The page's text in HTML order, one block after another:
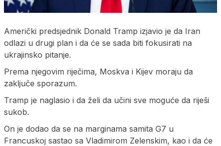
Američki predsjednik Donald Tramp izjavio je da Iran
odlazi u drugi plan i da će se sada biti fokusirati na
ukrajinsko pitanje.
Prema njegovim riječima, Moskva i Kijev moraju da
zaključe sporazum.
Tramp je naglasio i da želi da učini sve moguće da riješi
sukob.
On je dodao da se na marginama samita G7 u
Francuskoj sastao sa Vladimirom Zelenskim, kao i da će